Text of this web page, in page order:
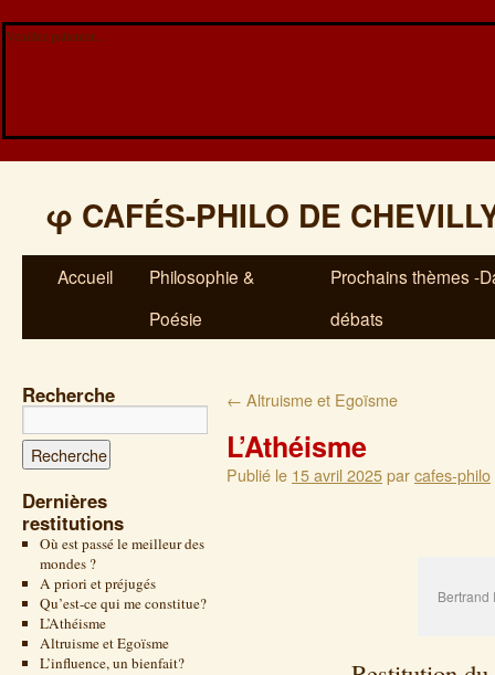
Veuillez patienter...
φ CAFÉS-PHILO DE
Accueil
Philosophie &
Poésie
Prochains thèmes -
débats
Recherche
Dernières
restitutions
Où est passé le meilleur des
mondes ?
A priori et préjugés
Qu’est-ce qui me constitue?
L’Athéisme
Altruisme et Egoïsme
L’influence, un bienfait?
← Altruisme et Egoïsme
L’Athéisme
Publié le 15 avril 2025parcafes-philo
Bertrand